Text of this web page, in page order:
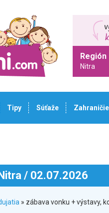
Región
Nitra
Tipy Súťaže Zahraničie
/ 02.07.2026
» zábava vonku + výstavy,